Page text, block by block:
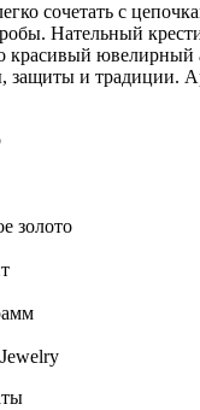
сочетать с
Нательный
красивый ювелирный
защиты и традиции.
золото